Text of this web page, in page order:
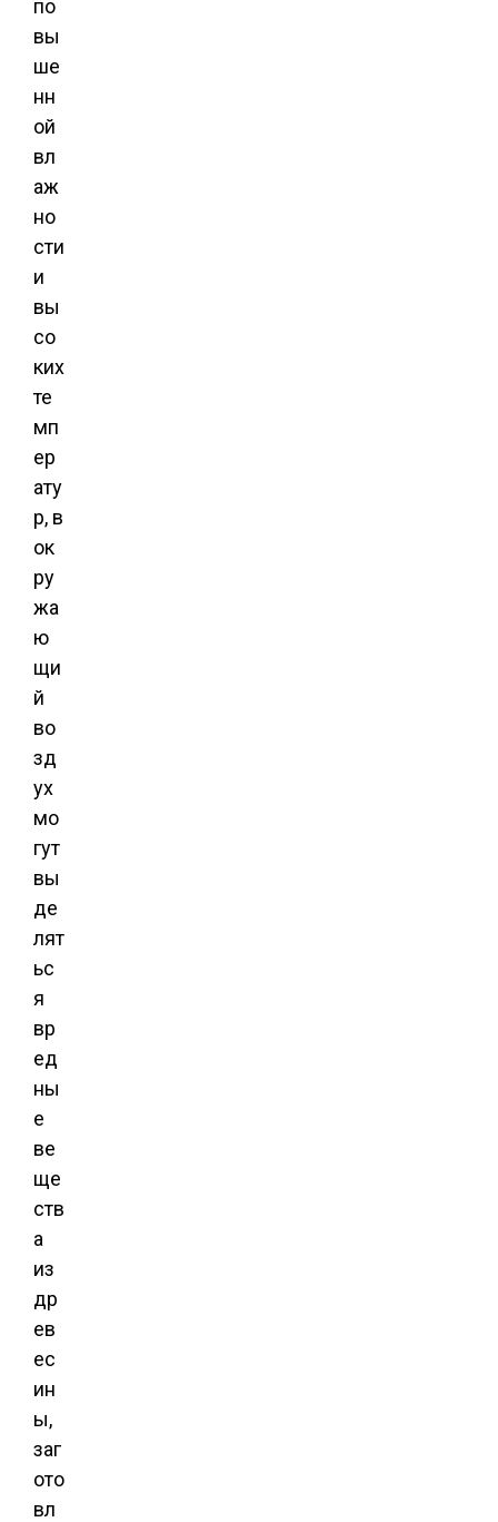
по
вы
ше
нн
ой
вл
аж
но
сти
и
вы
со
ких
те
мп
ер
ату
р, в
ок
ру
жа
ю
щи
й
во
зд
ух
мо
гут
вы
де
лят
ьс
я
вр
ед
ны
е
ве
ще
ств
а
из
др
ев
ес
ин
ы,
заг
ото
вл